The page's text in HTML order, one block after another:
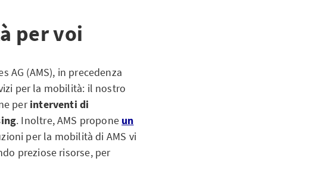
per voi
AG (AMS), in precedenza
per la mobilità: il nostro
perinterventi di
. Inoltre, AMS propone un
per la mobilità di AMS vi
preziose risorse, per